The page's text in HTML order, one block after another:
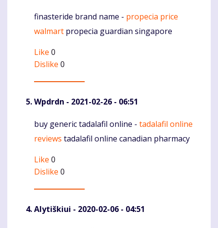
Komentaras
finasteride brand name - propecia price
walmart propecia guardian singapore
Like 0
Dislike 0
Wpdrdn - 2021-02-26 - 06:51
Komentaras
buy generic tadalafil online - tadalafil online
reviews tadalafil online canadian pharmacy
Like 0
Dislike 0
Alytiškiui - 2020-02-06 - 04:51